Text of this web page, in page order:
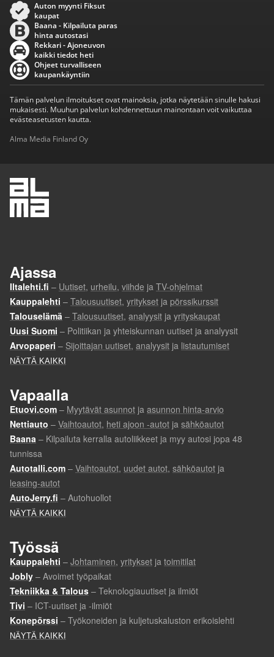
Auton myynti Fiksut
kaupat
Baana - Kilpailuta paras
hinta autostasi
Rekkari - Ajoneuvon
kaikki tiedot heti
Ohjeet turvalliseen
kaupankäyntiin
Tämän palvelun ilmoitukset ovat mainoksia, jotka näytetään sinulle hakusi
mukaisesti. Muuhun palvelun kohdennettuun mainontaan voit vaikuttaa
evästeasetusten kautta.
Alma Media Finland Oy